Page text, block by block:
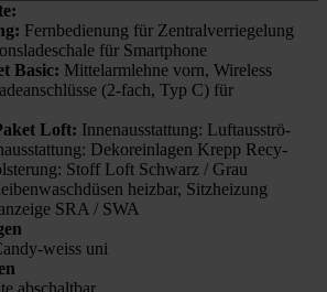
Fern­be­die­nung für Zen­tral­ver­rie­ge­lung
für Smart­phone
Basic: Mit­tel­arm­leh­ne vorn, Wire­less
(2‑fach, Typ C) für
Loft: Innen­aus­stat­tung: Luft­aus­strö­
Deko­r­ein­la­gen Krepp Recy­
Stoff Loft Schwarz / Grau
heiz­bar, Sitz­hei­zung
SRA / SWA
weiss uni